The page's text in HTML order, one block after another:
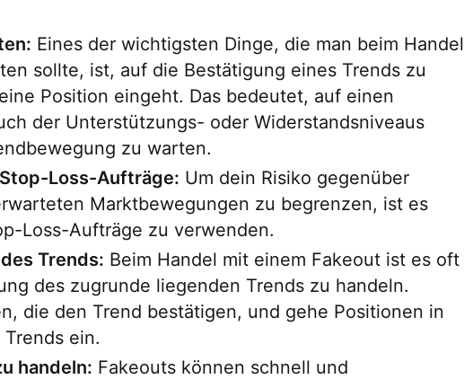
Eines der wichtigsten Dinge, die man beim Handel
sollte, ist, auf die Bestätigung eines Trends zu
Position eingeht. Das bedeutet, auf einen
der Unterstützungs- oder Widerstandsniveaus
zu warten.
Loss-Aufträge: Um dein Risiko gegenüber
Marktbewegungen zu begrenzen, ist es
Loss-Aufträge zu verwenden.
Trends: Beim Handel mit einem Fakeout ist es oft
des zugrunde liegenden Trends zu handeln.
die den Trend bestätigen, und gehe Positionen in
ein.
handeln: Fakeouts können schnell und